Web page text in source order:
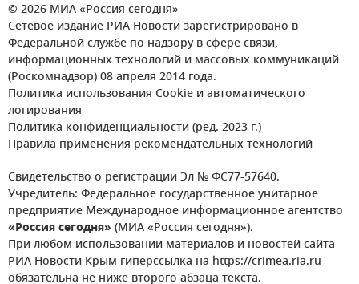
© 2026 МИА «Россия сегодня»
Сетевое издание РИА Новости зарегистрировано в
Федеральной службе по надзору в сфере связи,
информационных технологий и массовых коммуникаций
(Роскомнадзор) 08 апреля 2014 года.
Политика использования Cookie и автоматического
логирования
Политика конфиденциальности (ред. 2023 г.)
Правила применения рекомендательных технологий
Свидетельство о регистрации Эл № ФС77-57640.
Учредитель: Федеральное государственное унитарное
предприятие Международное информационное агентство
«Россия сегодня» (МИА «Россия сегодня»).
При любом использовании материалов и новостей сайта
РИА Новости Крым гиперссылка на https://crimea.ria.ru
обязательна не ниже второго абзаца текста.